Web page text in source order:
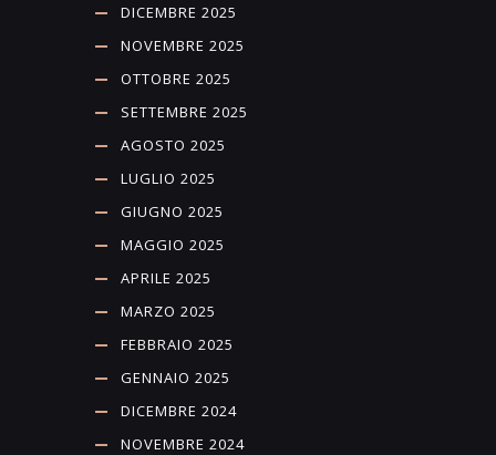
DICEMBRE 2025
NOVEMBRE 2025
OTTOBRE 2025
SETTEMBRE 2025
AGOSTO 2025
LUGLIO 2025
GIUGNO 2025
MAGGIO 2025
APRILE 2025
MARZO 2025
FEBBRAIO 2025
GENNAIO 2025
DICEMBRE 2024
NOVEMBRE 2024